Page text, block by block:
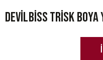
Devilbiss Trisk Boya